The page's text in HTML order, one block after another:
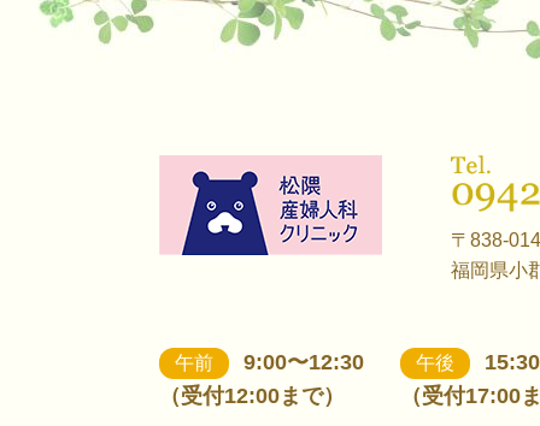
〒838-
福岡県小
午前
9:00〜12:30
（受付12:00まで）
午後
（受付17:00